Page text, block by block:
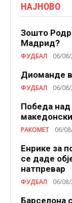
НАЈНОВО
Зошто
Мадрид?
ФУДБАЛ 06/
Диоманде
ФУДБАЛ 06/
Победа
РАКОМЕТ 06/
Енрике за
се даде
натпревар
ФУДБАЛ 06/
Барселона